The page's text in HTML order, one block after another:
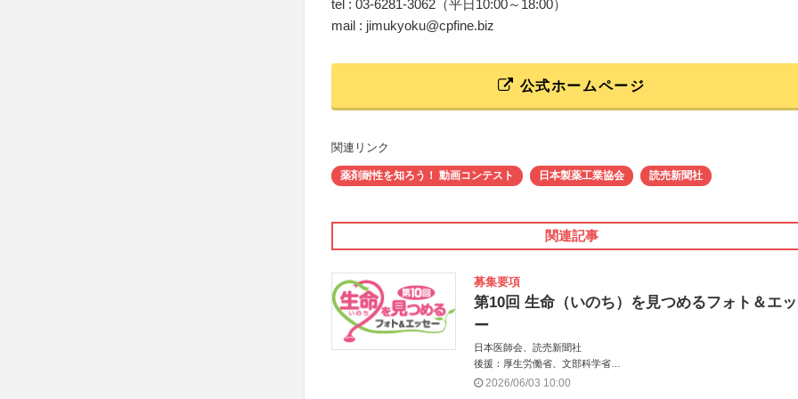
tel : 03-6281-3062（平日10:00～18:00）
mail : jimukyoku@cpfine.biz
公式ホームページ
関連リンク
薬剤耐性を知ろう！ 動画コンテスト 日本製薬工業協会 読売新聞社
関連記事
募集要項
第10回 生命（いのち）を見つめるフォト＆エ
ー
日本医師会、読売新聞社
後援：厚生労働省、文部科学省
協賛：東京海上日動火災保険株式会社、東京海上日動あんしん生命保険
2026/06/03 10:00